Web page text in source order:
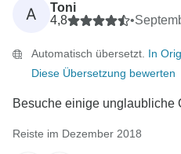
A
Toni
4,8
•
Automatisch übersetzt. In
Diese Übersetzung bewerten
Besuche einige unglaubliche
Reiste im Dezember 2018